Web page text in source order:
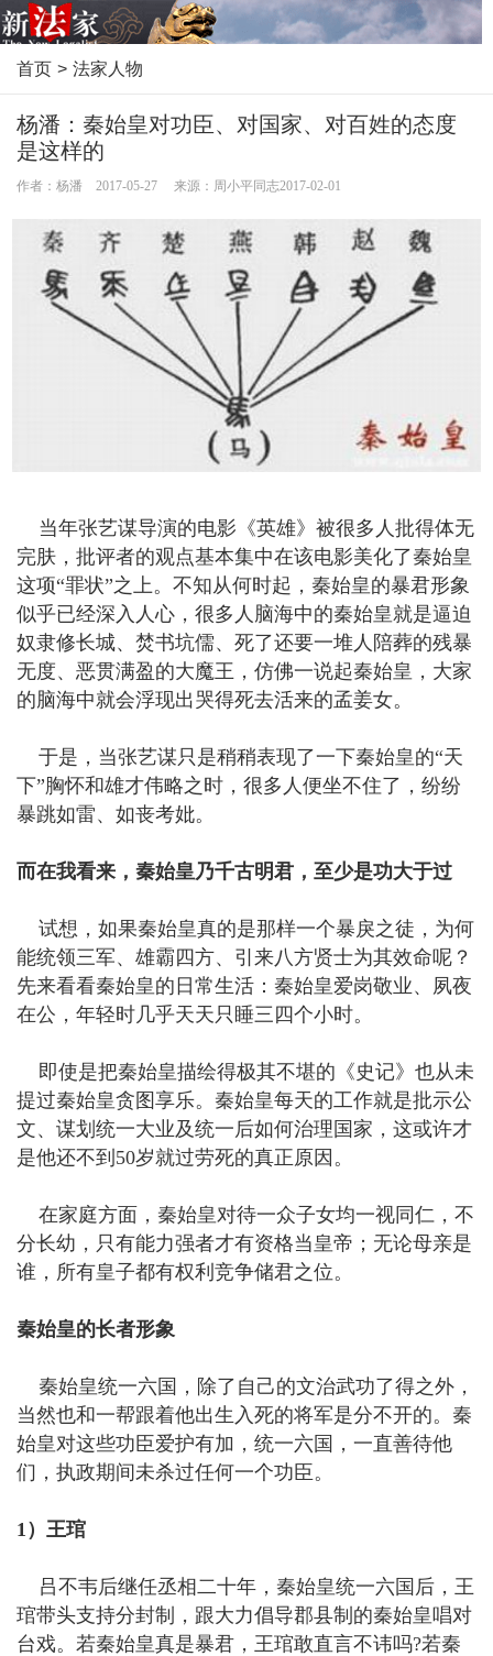
首页 > 法家人物
杨潘：秦始皇对功臣、对国家、对百姓的态度
是这样的
作者：杨潘 2017-05-27 来源：周小平同志2017-02-01
当年张艺谋导演的电影《英雄》被很多人批得体无
完肤，批评者的观点基本集中在该电影美化了秦始皇
这项“罪状”之上。不知从何时起，秦始皇的暴君形象
似乎已经深入人心，很多人脑海中的秦始皇就是逼迫
奴隶修长城、焚书坑儒、死了还要一堆人陪葬的残暴
无度、恶贯满盈的大魔王，仿佛一说起秦始皇，大家
的脑海中就会浮现出哭得死去活来的孟姜女。
于是，当张艺谋只是稍稍表现了一下秦始皇的“天
下”胸怀和雄才伟略之时，很多人便坐不住了，纷纷
暴跳如雷、如丧考妣。
而在我看来，秦始皇乃千古明君，至少是功大于过
试想，如果秦始皇真的是那样一个暴戾之徒，为何
能统领三军、雄霸四方、引来八方贤士为其效命呢？
先来看看秦始皇的日常生活：秦始皇爱岗敬业、夙夜
在公，年轻时几乎天天只睡三四个小时。
即使是把秦始皇描绘得极其不堪的《史记》也从未
提过秦始皇贪图享乐。秦始皇每天的工作就是批示公
文、谋划统一大业及统一后如何治理国家，这或许才
是他还不到50岁就过劳死的真正原因。
在家庭方面，秦始皇对待一众子女均一视同仁，不
分长幼，只有能力强者才有资格当皇帝；无论母亲是
谁，所有皇子都有权利竞争储君之位。
秦始皇的长者形象
秦始皇统一六国，除了自己的文治武功了得之外，
当然也和一帮跟着他出生入死的将军是分不开的。秦
始皇对这些功臣爱护有加，统一六国，一直善待他
们，执政期间未杀过任何一个功臣。
1）王琯
吕不韦后继任丞相二十年，秦始皇统一六国后，王
琯带头支持分封制，跟大力倡导郡县制的秦始皇唱对
台戏。若秦始皇真是暴君，王琯敢直言不讳吗?若秦